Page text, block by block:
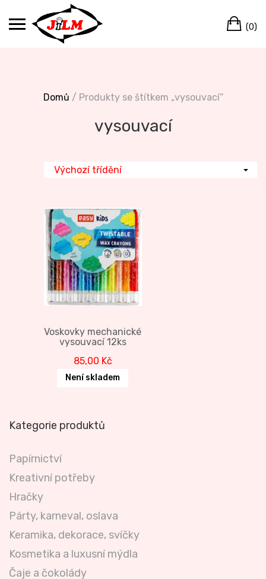
(0)
Domů / Produkty se štítkem „vysouvací“
vysouvací
Voskovky mechanické
vysouvací 12ks
85,00 Kč
Není skladem
Kategorie produktů
Papírnictví
Kreativní potřeby
Hračky
Párty, karneval, oslava
Keramika, dekorace, svíčky
Kosmetika a luxusní mýdla
Čaje a čokolády